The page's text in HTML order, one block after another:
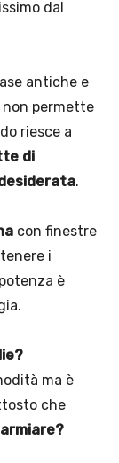
dal
antiche e
permette
riesce a
di
.
con finestre
i
è
ma è
che